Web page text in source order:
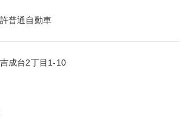
普通自動車
成台2丁目1-10